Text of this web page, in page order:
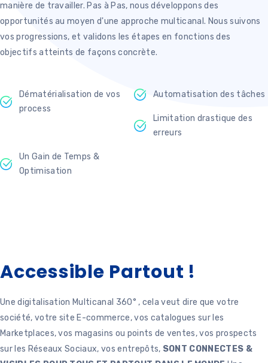
manière de travailler. Pas à Pas, nous développons des
opportunités au moyen d'une approche multicanal. Nous suivons
vos progressions, et validons les étapes en fonctions des
objectifs atteints de façons concrète.
Dématérialisation de vos
process
Automatisation des tâches
Limitation drastique des
erreurs
Un Gain de Temps &
Optimisation
Accessible Partout !
Une digitalisation Multicanal 360° , cela veut dire que votre
société, votre site E-commerce, vos catalogues sur les
Marketplaces, vos magasins ou points de ventes, vos prospects
sur les Réseaux Sociaux, vos entrepôts, SONT CONNECTES &